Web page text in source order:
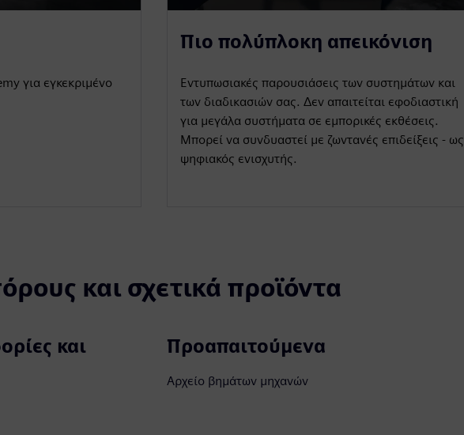
για εγκεκριμένο
Πιο πολύπλοκη απεικόνιση
Εντυπωσιακές παρουσιάσεις των συστημάτων και
των διαδικασιών σας. Δεν απαιτείται εφοδιαστική
για μεγάλα συστήματα σε εμπορικές εκθέσεις.
Μπορεί να συνδυαστεί με ζωντανές επιδείξεις - ως
ψηφιακός ενισχυτής.
και σχετικά προϊόντα
και
Προαπαιτούμενα
Αρχείο βημάτων μηχανών